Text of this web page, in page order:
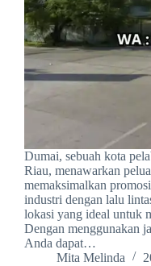
Dumai, sebuah kota
Riau, menawarkan
memaksimalkan
industri dengan lalu
lokasi yang ideal untuk
Dengan menggunakan
Anda dapat…
Mita Melinda